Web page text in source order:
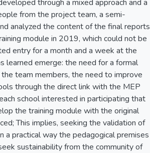
through a mixed approach and a
from the project team, a semi-
analyzed the content of the final reports
module in 2019, which could not be
entry for a month and a week at the
learned emerge: the need for a formal
team members, the need to improve
through the direct link with the MEP
school interested in participating that
the training module with the original
This implies, seeking the validation of
practical way the pedagogical premises
sustainability from the community of